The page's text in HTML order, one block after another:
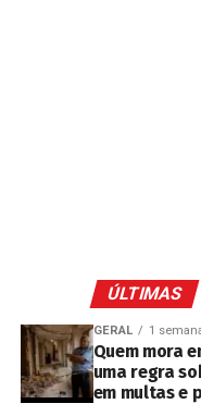
ÚLTIMAS
GERAL 1
Quem mora
uma regra
em multas e